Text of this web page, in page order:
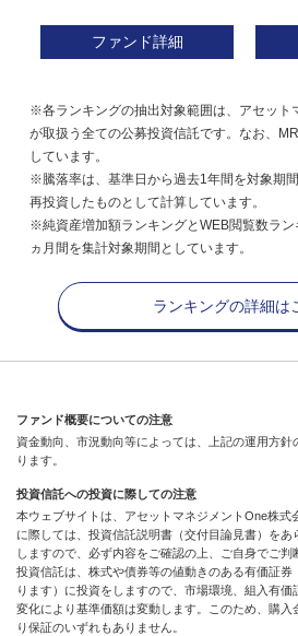
ファンド詳細
※各ランキングの抽出対象範囲は、アセット
が取扱う全ての公募投資信託です。なお、
しています。
※騰落率は、基準日から過去1年間を対象期
再投資したものとして計算しています。
※純資産増加額ランキングとWEB閲覧数ラ
ヵ月間を集計対象期間としています。
ランキングの詳細は
ファンド概要についての注意
資金動向、市況動向等によっては、上記の運用方
ります。
投資信託への投資に際しての注意
本ウェブサイトは、アセットマネジメントOne株式
に際しては、投資信託説明書（交付目論見書）を
しますので、必ず内容をご確認の上、ご自身でご判
投資信託は、株式や債券等の値動きのある有価証券
ります）に投資をしますので、市場環境、組入有
変化により基準価額は変動します。このため、購入
り保証のいずれもありません。